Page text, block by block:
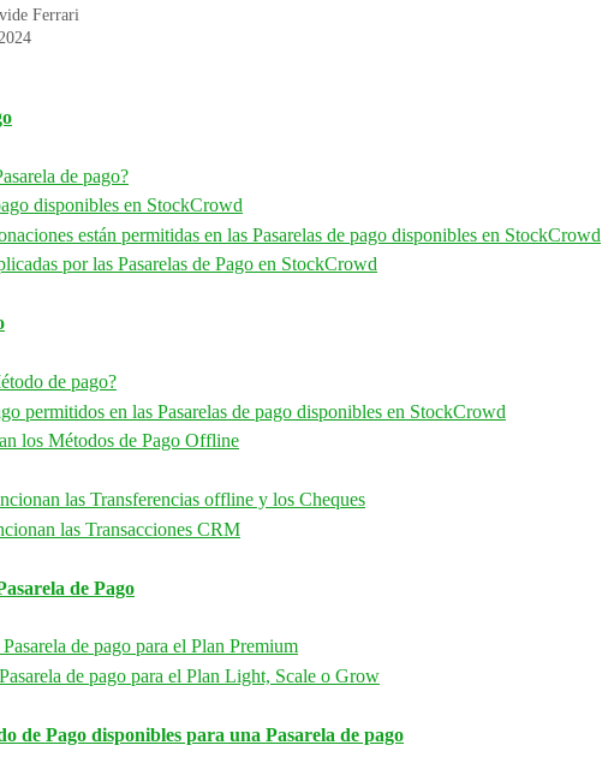
Ferrari
de pago?
disponibles en StockCrowd
están permitidas en las Pasarelas de pago disponibles en StockCrowd
por las Pasarelas de Pago en StockCrowd
de pago?
permitidos en las Pasarelas de pago disponibles en StockCrowd
los Métodos de Pago Offline
las Transferencias offline y los Cheques
las Transacciones CRM
de Pago
de pago para el Plan Premium
de pago para el Plan Light, Scale o Grow
de Pago disponibles para una Pasarela de pago